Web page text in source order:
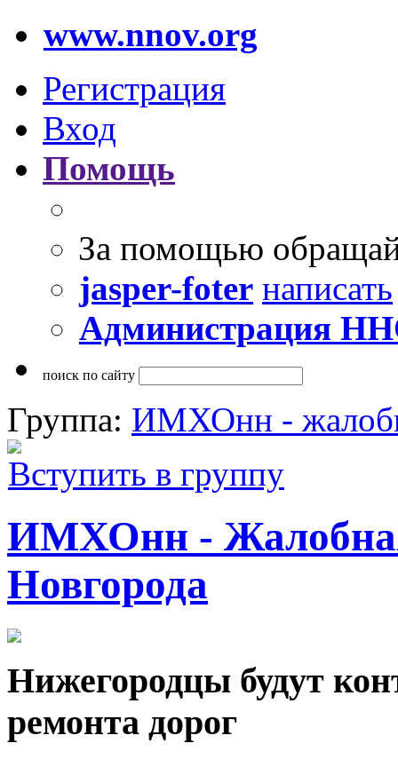
www.nnov.org
Регистрация
Вход
Помощь
За помощью
jasper-foter написать
Администрация
поиск по сайту
Группа: ИМХОнн -
Вступить в группу
ИМХОнн -
Новгорода
Нижегородцы будут
ремонта дорог